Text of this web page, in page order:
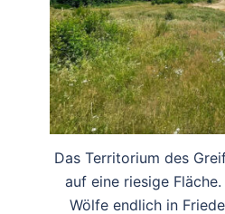
Das Territorium des
auf eine riesige
Wölfe endlich in